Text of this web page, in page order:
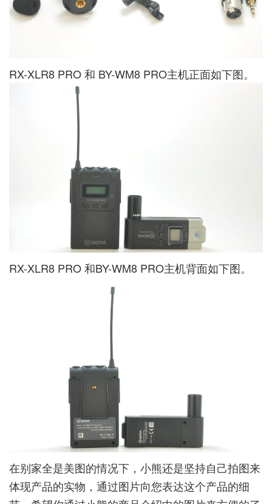
RX-XLR8 PRO 和 BY-WM8 PRO主机正面如下图。
RX-XLR8 PRO 和BY-WM8 PRO主机背面如下图。
在别家全是美图的情况下，小熊还是坚持自己拍图来
体现产品的实物，通过图片向您表达这个产品的细